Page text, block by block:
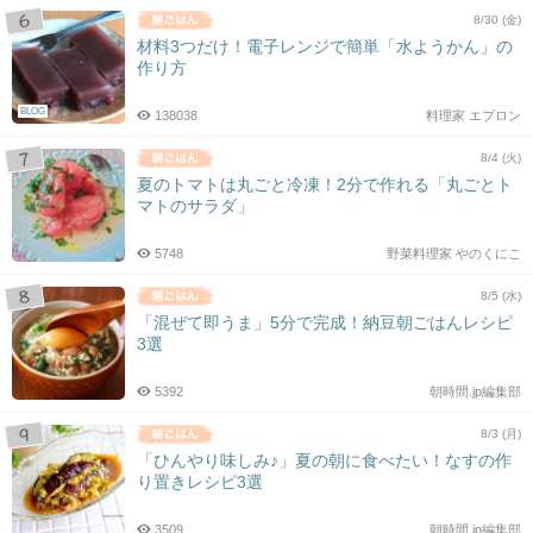
BLOG
8/30 (金)
材料3つだけ！電子レンジで簡単「水ようかん」の
作り方
料理家 エプロン
138038
8/4 (火)
夏のトマトは丸ごと冷凍！2分で作れる「丸ごとト
マトのサラダ」
野菜料理家 やのくにこ
5748
8/5 (水)
「混ぜて即うま」5分で完成！納豆朝ごはんレシピ
3選
朝時間.jp編集部
5392
8/3 (月)
「ひんやり味しみ♪」夏の朝に食べたい！なすの作
り置きレシピ3選
朝時間.jp編集部
3509